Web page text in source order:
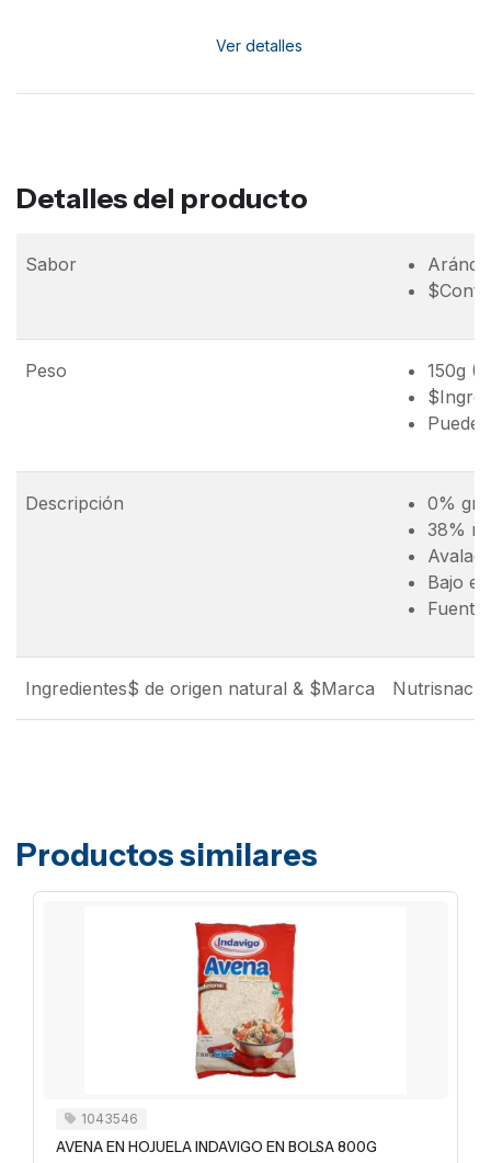
Ver detalles
Detalles del producto
Sabor
Peso
150g
Puede
Descripción
0%
38%
Bajo
Ingredientes$ de origen natural & $Marca Nutrisnacks
Productos similares
1043546
AVENA EN HOJUELA INDAVIGO EN BOLSA 800G